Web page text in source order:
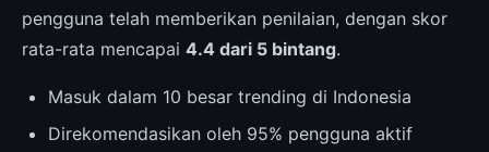
pengguna telah memberikan penilaian, dengan skor
rata-rata mencapai 4.4 dari 5 bintang.
Masuk dalam 10 besar trending di Indonesia
Direkomendasikan oleh 95% pengguna aktif